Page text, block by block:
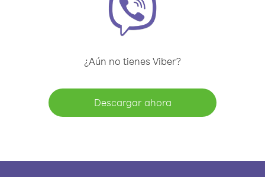
¿Aún no tienes Viber?
Descargar ahora